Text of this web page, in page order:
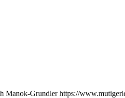
Manok-Grundler https://